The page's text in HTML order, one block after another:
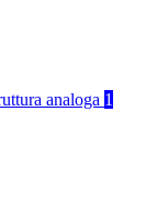
analoga 1